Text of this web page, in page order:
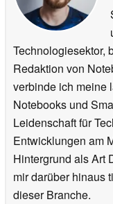
Technologiesektor,
Redaktion von
verbinde ich meine
Notebooks und
Leidenschaft für
Entwicklungen am
Hintergrund als Art
mir darüber hinaus
dieser Branche.